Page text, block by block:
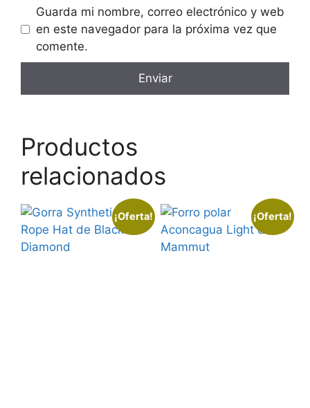
Guarda mi nombre, correo electrónico y web
en este navegador para la próxima vez que
comente.
Productos
relacionados
¡Oferta! ¡Oferta!